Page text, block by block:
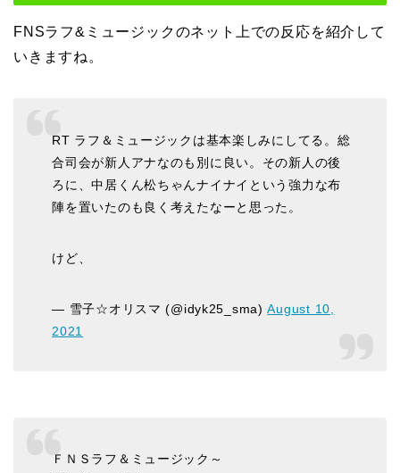
FNSラフ&ミュージックのネット上での反応を紹介して
いきますね。
RT ラフ＆ミュージックは基本楽しみにしてる。総
合司会が新人アナなのも別に良い。その新人の後
ろに、中居くん松ちゃんナイナイという強力な布
陣を置いたのも良く考えたなーと思った。
けど、
— 雪子☆オリスマ (@idyk25_sma)August 10,
2021
ＦＮＳラフ＆ミュージック～